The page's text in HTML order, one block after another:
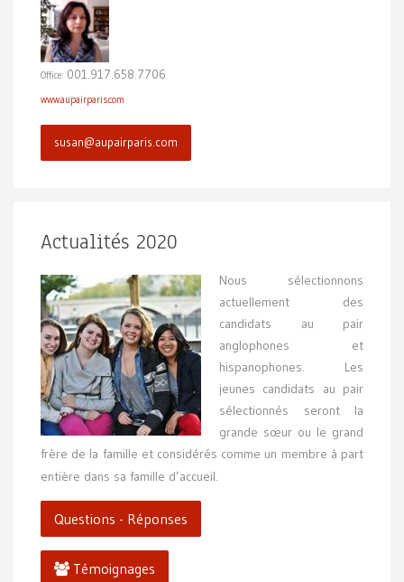
Office: 001.917.658.7706
www.aupairparis.com
susan@aupairparis.com
Actualités 2020
Nous sélectionnons
actuellement des
candidats au pair
anglophones et
hispanophones. Les
jeunes candidats au pair
sélectionnés seront la
grande sœur ou le grand
frère de la famille et considérés comme un membre à part
entière dans sa famille d’accueil.
Questions - Réponses
Témoignages